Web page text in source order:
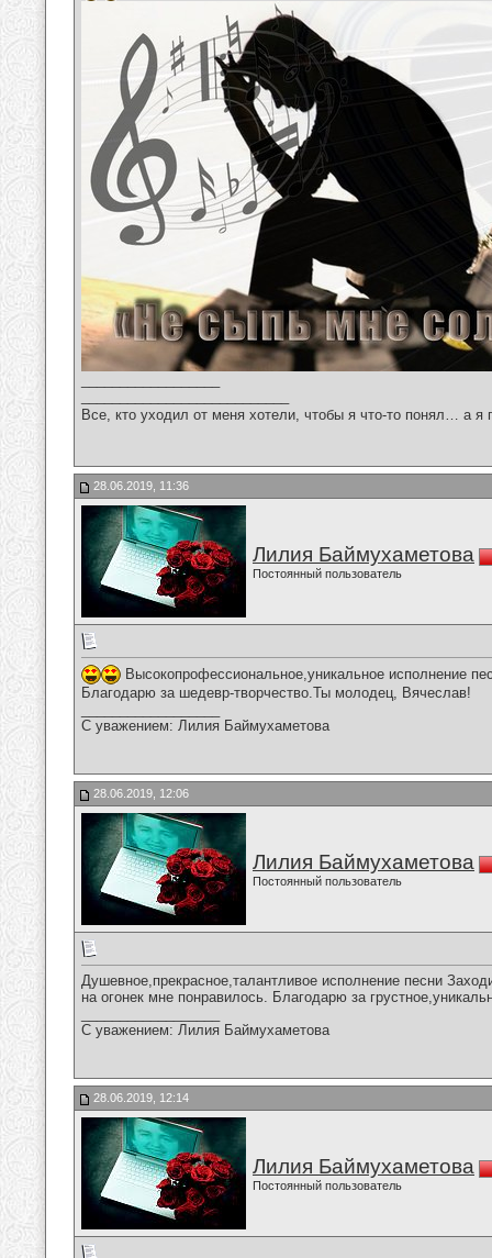
Все, кто уходил от меня хотели, чтобы я что-то понял… а
28.06.2019, 11:36
Лилия Баймухаметова
Постоянный пользователь
Высокопрофессиональное,уникальное исполнение
Благодарю за шедевр-творчество.Ты молодец, Вячеслав!
С уважением: Лилия Баймухаметова
28.06.2019, 12:06
Лилия Баймухаметова
Постоянный пользователь
Душевное,прекрасное,талантливое исполнение песни
на огонек мне понравилось. Благодарю за
С уважением: Лилия Баймухаметова
28.06.2019, 12:14
Лилия Баймухаметова
Постоянный пользователь